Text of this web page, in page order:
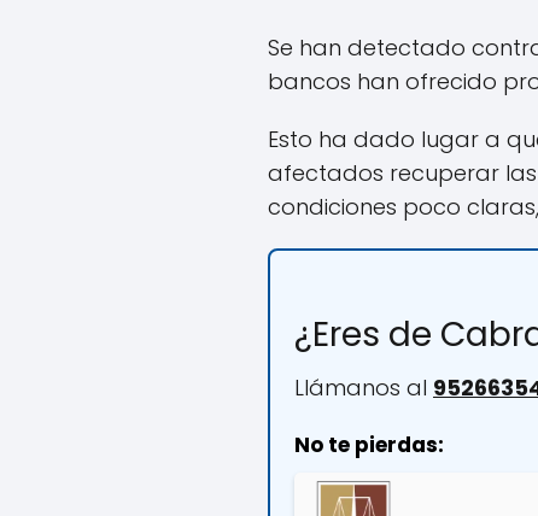
Se han detectado
bancos han ofrecido
Esto ha dado lugar a
afectados recuperar
condiciones poco
¿Eres de
Llámanos al
No te pierdas: